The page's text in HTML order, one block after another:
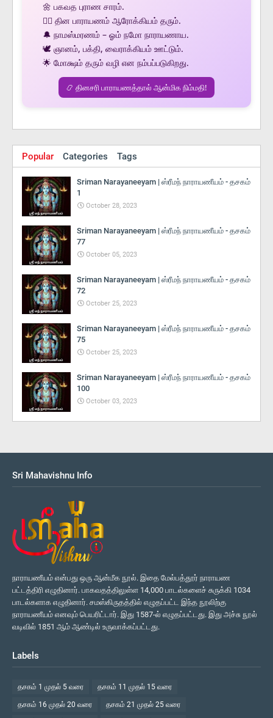
🌼 பகவத புராண சாரம்.
🧘‍♂️ தின பாராயணம் ஆரோக்கியம் தரும்.
🔔 நாமஸ்மரணம் – ஓம் நமோ நாராயணாய.
🕊️ ஞானம், பக்தி, வைராக்கியம் ஊட்டும்.
🌟 மோக்ஷம் தரும் வழி என நம்பப்படுகிறது.
📿 தினசரி பாராயணத்தால் ஆன்மிக நிம்மதி!
Popular Categories Tags
Sriman Narayaneeyam | ஸ்ரீமந் நாராயணீயம் - தசகம்
1
October 28, 2023
Sriman Narayaneeyam | ஸ்ரீமந் நாராயணீயம் - தசகம்
77
October 05, 2023
Sriman Narayaneeyam | ஸ்ரீமந் நாராயணீயம் - தசகம்
72
October 25, 2023
Sriman Narayaneeyam | ஸ்ரீமந் நாராயணீயம் - தசகம்
75
October 25, 2023
Sriman Narayaneeyam | ஸ்ரீமந் நாராயணீயம் - தசகம்
100
October 03, 2023
Sri Mahavishnu Info
நாராயணீயம் என்பது ஒரு ஆன்மீக நூல். இதை மேல்பத்தூர் நாராயண
பட்டத்திரி எழுதினார். பாகவதத்திலுள்ள 14,000 பாடல்களைச் சுருக்கி 1034
பாடல்களாக எழுதினார். சமஸ்கிருதத்தில் எழுதப்பட்ட இந்த நூலிற்கு
நாராயணீயம் எனவும் பெயரிட்டார். இது 1587-ல் எழுதப்பட்டது. இது அச்சு நூல்
வடிவில் 1851 ஆம் ஆண்டில் உருவாக்கப்பட்டது.
Labels
தசகம் 1 முதல் 5 வரை தசகம் 11 முதல் 15 வரை
தசகம் 16 முதல் 20 வரை தசகம் 21 முதல் 25 வரை